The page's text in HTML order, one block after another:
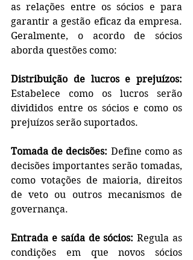
as relações entre os sócios e para
garantir a gestão eficaz da empresa.
Geralmente, o acordo de sócios
aborda questões como:
Distribuição de lucros e prejuízos:
Estabelece como os lucros serão
divididos entre os sócios e como os
prejuízos serão suportados.
Tomada de decisões: Define como as
decisões importantes serão tomadas,
como votações de maioria, direitos
de veto ou outros mecanismos de
governança.
Entrada e saída de sócios: Regula as
condições em que novos sócios